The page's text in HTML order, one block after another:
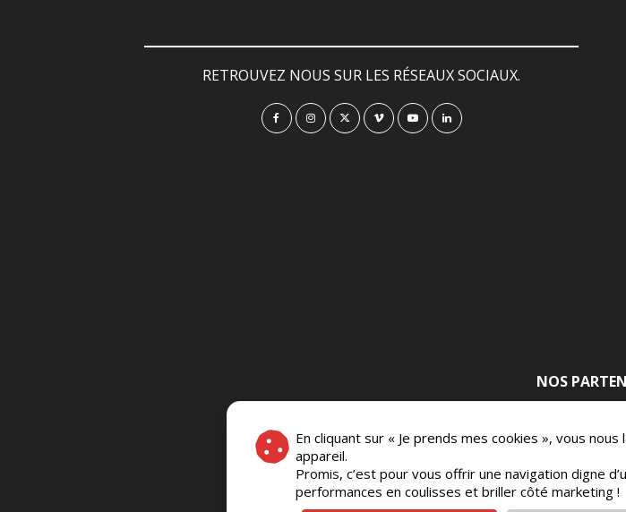
En cliquant sur « Je prends mes cookies », vous
appareil.
Promis, c’est pour vous offrir une navigation digne
performances en coulisses et briller côté marketing !
RETROUVEZ NOUS SUR LES RÉSEAUX SOCIAUX.
NOS